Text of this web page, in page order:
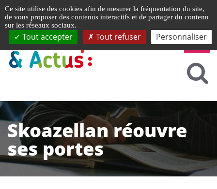
Skoazellan réouvre
ses portes
Ce site utilise des cookies afin de mesurer la fréquentation du site,
de vous proposer des contenus interactifs et de partager du contenu
sur les réseaux sociaux.
Tout accepter Tout refuser Personnaliser